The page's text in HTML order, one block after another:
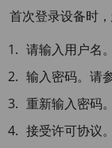
首次登录设备时
请输入用户名。
输入密码。请
重新输入密码。
接受许可协议。